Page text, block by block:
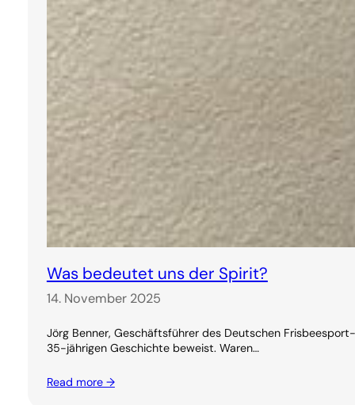
Was bedeutet uns der Spirit?
14. November 2025
Jörg Benner, Geschäftsführer des Deutschen
35-jährigen Geschichte beweist. Waren…
Read more →